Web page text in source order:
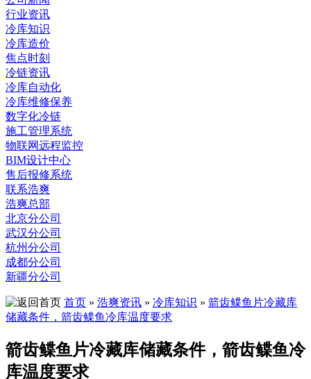
行业资讯
冷库知识
冷库造价
焦点时刻
冷链资讯
冷库自动化
冷库维修保养
数字化冷链
施工管理系统
物联网远程监控
BIM设计中心
售后报修系统
联系浩爽
浩爽总部
北京分公司
武汉分公司
杭州分公司
成都分公司
新疆分公司
首页 » 浩爽资讯 » 冷库知识 » 箭齿鲽鱼片冷藏库
储藏条件，箭齿鲽鱼冷库温度要求
箭齿鲽鱼片冷藏库储藏条件，箭齿鲽鱼冷
库温度要求